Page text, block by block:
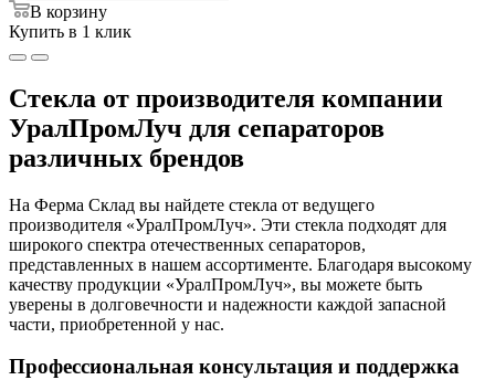
В корзину
Купить в 1 клик
Стекла от производителя компании
УралПромЛуч для сепараторов
различных брендов
На Ферма Склад вы найдете стекла от ведущего
производителя «УралПромЛуч». Эти стекла подходят для
широкого спектра отечественных сепараторов,
представленных в нашем ассортименте. Благодаря высокому
качеству продукции «УралПромЛуч», вы можете быть
уверены в долговечности и надежности каждой запасной
части, приобретенной у нас.
Профессиональная консультация и поддержка